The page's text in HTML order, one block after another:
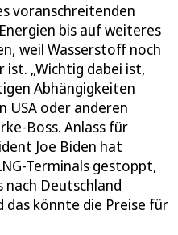
voranschreitenden
bis auf weiteres
weil Wasserstoff noch
„Wichtig dabei ist,
Abhängigkeiten
USA oder anderen
Boss. Anlass für
Joe Biden hat
Terminals gestoppt,
nach Deutschland
könnte die Preise für